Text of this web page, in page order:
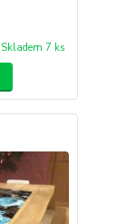
Skladem 7 ks